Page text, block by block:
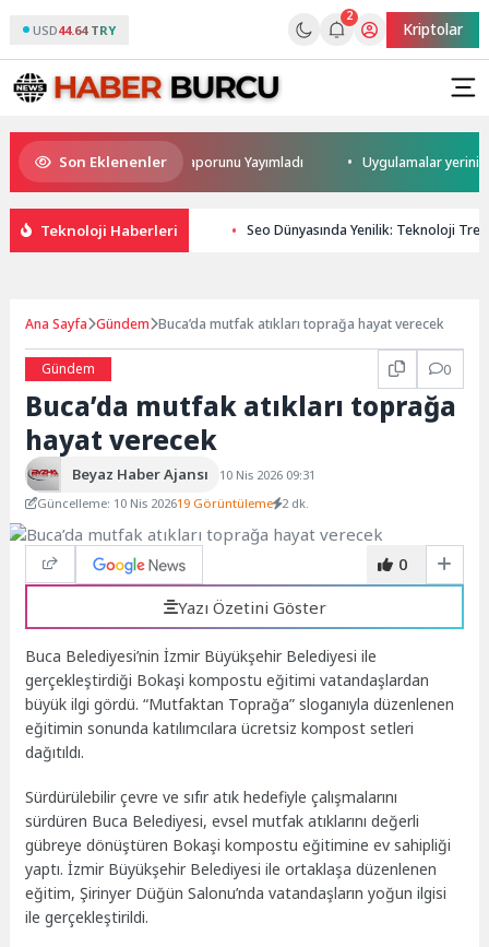
USD44.64 TRY
2
Kriptolar
Son Eklenenler
Ticaret Dengesi Analiz Raporunu Yayımladı Uygulamalar yerini
Teknoloji Haberleri Seo Dünyasında Yenilik: Teknoloji
Ana Sayfa Gündem Buca’da mutfak atıkları toprağa hayat verecek
Gündem 0
Buca’da mutfak atıkları toprağa
hayat verecek
Beyaz Haber Ajansı
10 Nis 2026 09:31
Güncelleme: 10 Nis 202619 Görüntüleme 2 dk.
0
Yazı Özetini Göster
Buca Belediyesi’nin İzmir Büyükşehir Belediyesi ile
gerçekleştirdiği Bokaşi kompostu eğitimi vatandaşlardan
büyük ilgi gördü. “Mutfaktan Toprağa” sloganıyla düzenlenen
eğitimin sonunda katılımcılara ücretsiz kompost setleri
dağıtıldı.
Sürdürülebilir çevre ve sıfır atık hedefiyle çalışmalarını
sürdüren Buca Belediyesi, evsel mutfak atıklarını değerli
gübreye dönüştüren Bokaşi kompostu eğitimine ev sahipliği
yaptı. İzmir Büyükşehir Belediyesi ile ortaklaşa düzenlenen
eğitim, Şirinyer Düğün Salonu’nda vatandaşların yoğun ilgisi
ile gerçekleştirildi.